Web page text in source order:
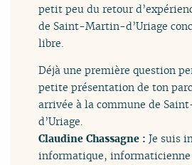
petit peu du retour
de Saint-Martin-d’Uriage
libre.
Déjà une première question
petite présentation de ton
arrivée à la commune de
d’Uriage.
Claudine Chassagne :Je suis
informatique, informaticienne